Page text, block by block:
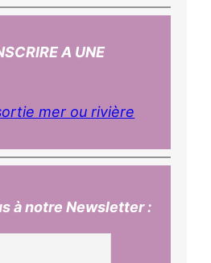
A UNE
mer ou rivière
à notre Newsletter :